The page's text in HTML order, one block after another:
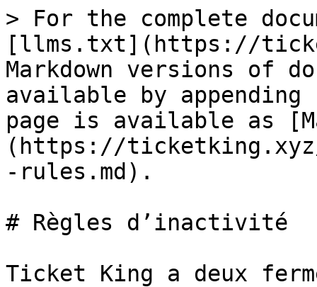
> For the complete
[llms.txt](https://
Markdown versions of
available by
page is available as
(https://
-rules.md).
# Règles d’inactivité
Ticket King a deux